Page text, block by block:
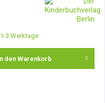
3 Werktage
den Warenkorb